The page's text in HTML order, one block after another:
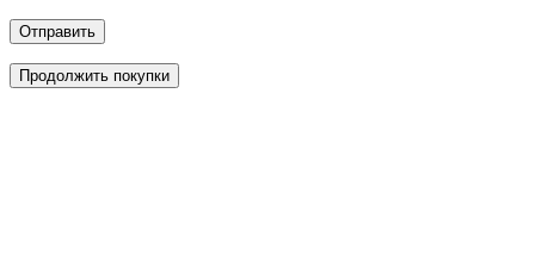
Отправить
Продолжить покупки